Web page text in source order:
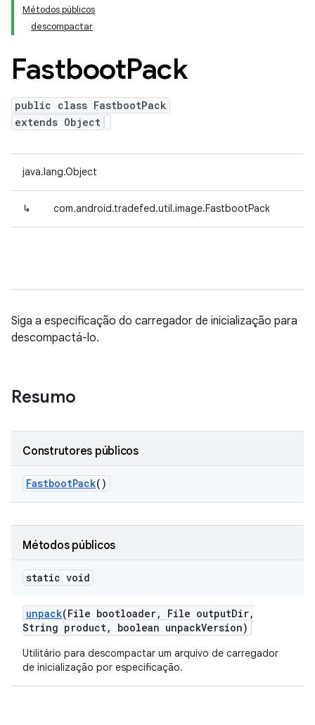
Métodos públicos
descompactar
FastbootPack
public class FastbootPack
extends Object
java.lang.Object
↳ com.android.tradefed.util.image.FastbootPack
Siga a especificação do carregador de inicialização para
descompactá-lo.
Resumo
Construtores públicos
FastbootPack()
Métodos públicos
static void
unpack(File bootloader, File outputDir,
String product, boolean unpackVersion)
Utilitário para descompactar um arquivo de carregador
de inicialização por especificação.